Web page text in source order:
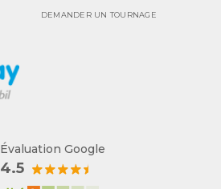
DEMANDER UN TOURNAGE
Évaluation Google
4.5